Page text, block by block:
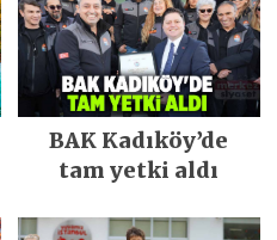
BAK Kadıköy’de
tam yetki aldı